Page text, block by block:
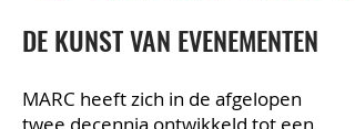
DE KUNST VAN EVENEMENTEN
MARC heeft zich in de afgelopen